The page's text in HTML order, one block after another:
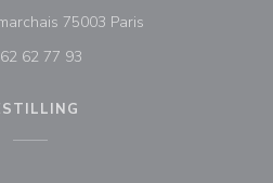
75003 Paris
62 77 93